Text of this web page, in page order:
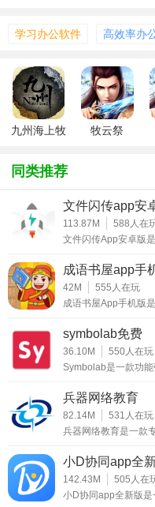
1. 智能预警：设置关键指
等，一旦超出范围即自动
2. 数据分析：利用大数
3. 远程操作：支持远程
现智能化管理。
【鲁牧云app亮点】
1. 全面管理：覆盖牧场
2. 高效便捷：云端存储
3. 智能分析：基于AI算
4. 安全保障：数据加密传
学习办公软件 高效率办
九州海上牧
牧云祭
同类推荐
文件闪传app安
113.87M 588 人在
文件闪传App安卓版
成语书屋app手
42M 555 人在玩
成语书屋App手机版
symbolab免费
36.10M 550人在玩
Symbolab是一款功
兵器网络教育
82.14M 531 人在玩
兵器网络教育是一款
小D协同app全
142.43M 505 人在
小D协同app全新版